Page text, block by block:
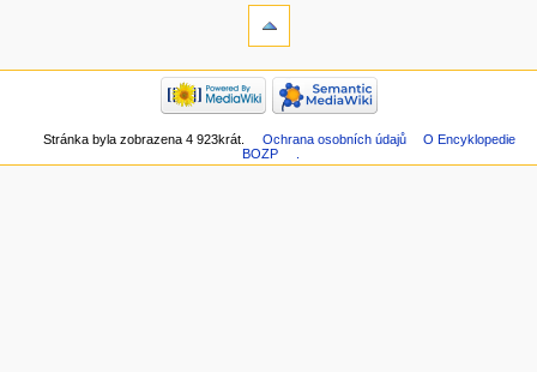
Stránka byla zobrazena 4 923krát. Ochrana osobních údajů
O Encyklopedie
BOZP